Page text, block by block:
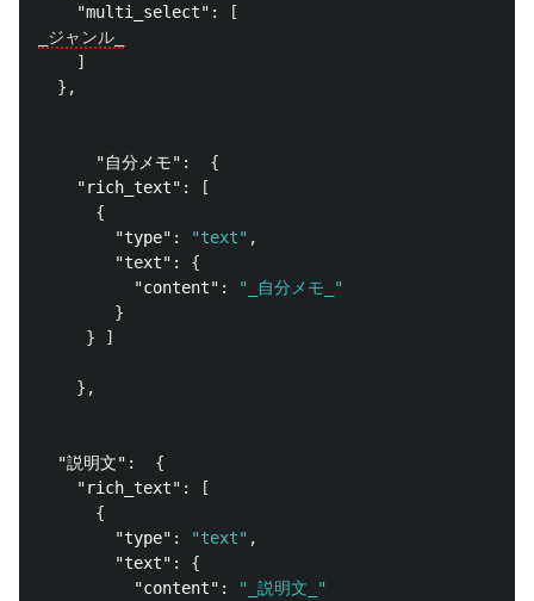
"multi_select" :
[
_ジャンル_
]
},
"自分メモ" :
{
"rich_text" :
[
{
"type" : "text" ,
"text" :
{
"content" :
"_自分メモ_"
}
}
]
},
"説明文" :
{
"rich_text" :
[
{
"type" : "text" ,
"text" :
{
"content" :
"_説明文_"